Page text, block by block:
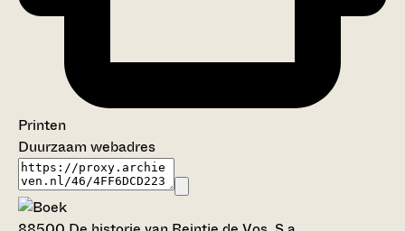
Printen
Duurzaam webadres